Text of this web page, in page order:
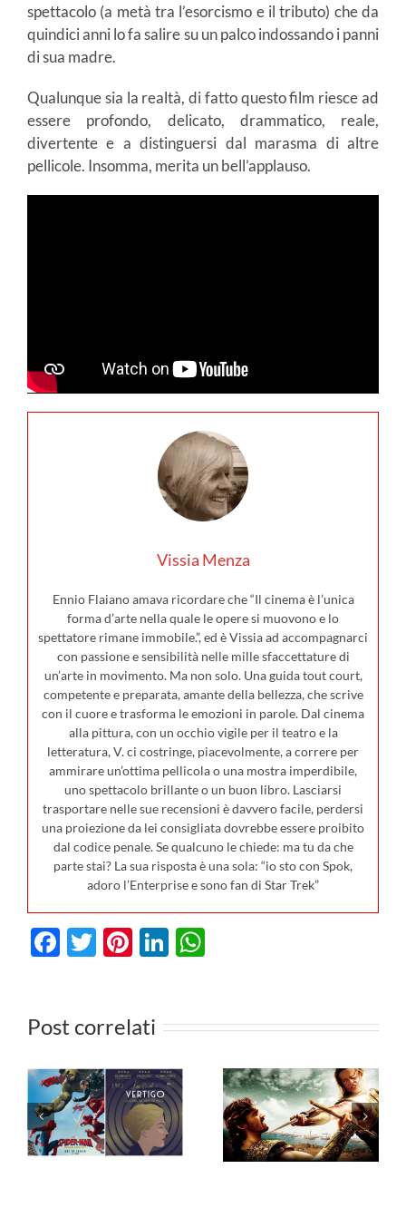
spettacolo (a metà tra l’esorcismo e il tributo) che da
quindici anni lo fa salire su un palco indossando i panni
di sua madre.
Qualunque sia la realtà, di fatto questo film riesce ad
essere profondo, delicato, drammatico, reale,
divertente e a distinguersi dal marasma di altre
pellicole. Insomma, merita un bell’applauso.
Vissia Menza
Ennio Flaiano amava ricordare che “Il cinema è l’unica
forma d’arte nella quale le opere si muovono e lo
spettatore rimane immobile.”, ed è Vissia ad accompagnarci
con passione e sensibilità nelle mille sfaccettature di
un’arte in movimento. Ma non solo. Una guida tout court,
competente e preparata, amante della bellezza, che scrive
con il cuore e trasforma le emozioni in parole. Dal cinema
alla pittura, con un occhio vigile per il teatro e la
letteratura, V. ci costringe, piacevolmente, a correre per
ammirare un’ottima pellicola o una mostra imperdibile,
uno spettacolo brillante o un buon libro. Lasciarsi
trasportare nelle sue recensioni è davvero facile, perdersi
una proiezione da lei consigliata dovrebbe essere proibito
dal codice penale. Se qualcuno le chiede: ma tu da che
parte stai? La sua risposta è una sola: “io sto con Spok,
adoro l’Enterprise e sono fan di Star Trek”
Facebook
Twitter
Pinterest
LinkedIn
Post correlati
vedere in TV
dal 27 luglio
al 2 agosto
cinema il 23
luglio: da
Terapia di
Famiglia e
Deep Water,